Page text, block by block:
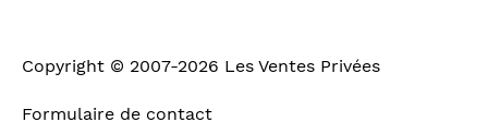
Copyright © 2007-2026 Les Ventes Privées
Formulaire de contact